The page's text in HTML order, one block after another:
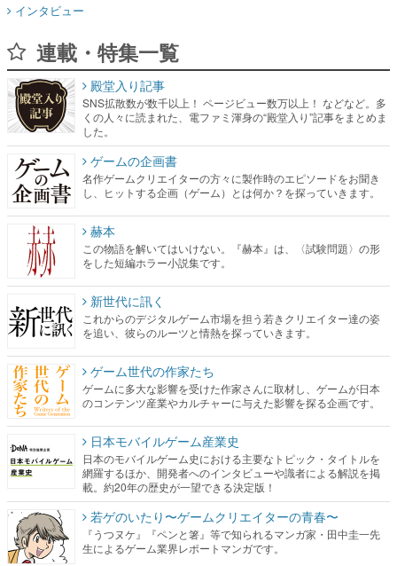
インタビュー
連載・特集一覧
殿堂入り記事
SNS拡散数が数千以上！ ページビュー数万以上！ などなど。多
くの人々に読まれた、電ファミ渾身の“殿堂入り”記事をまとめま
した。
ゲームの企画書
名作ゲームクリエイターの方々に製作時のエピソードをお聞き
し、ヒットする企画（ゲーム）とは何か？を探っていきます。
赫本
この物語を解いてはいけない。『赫本』は、〈試験問題〉の形
をした短編ホラー小説集です。
新世代に訊く
これからのデジタルゲーム市場を担う若きクリエイター達の姿
を追い、彼らのルーツと情熱を探っていきます。
ゲーム世代の作家たち
ゲームに多大な影響を受けた作家さんに取材し、ゲームが日本
のコンテンツ産業やカルチャーに与えた影響を探る企画です。
日本モバイルゲーム産業史
日本のモバイルゲーム史における主要なトピック・タイトルを
網羅するほか、開発者へのインタビューや識者による解説を掲
載。約20年の歴史が一望できる決定版！
若ゲのいたり〜ゲームクリエイターの青春〜
『うつヌケ』『ペンと箸』等で知られるマンガ家・田中圭一先
生によるゲーム業界レポートマンガです。